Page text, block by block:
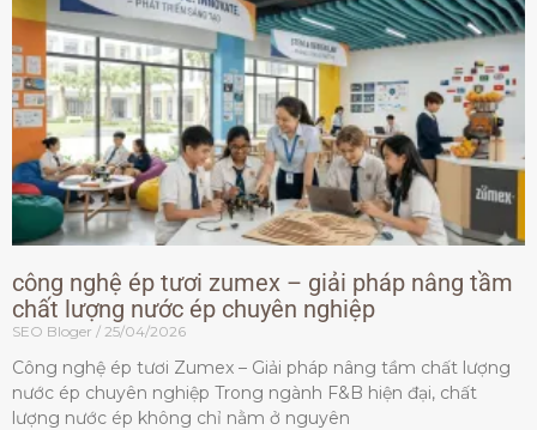
công nghệ ép tươi zumex – giải pháp nâng tầm
chất lượng nước ép chuyên nghiệp
SEO Bloger 25/04/2026
Công nghệ ép tươi Zumex – Giải pháp nâng tầm chất lượng
nước ép chuyên nghiệp Trong ngành F&B hiện đại, chất
lượng nước ép không chỉ nằm ở nguyên